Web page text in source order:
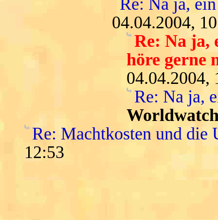
04.04.2004,
Re: Na ja,
höre gerne
04.04.2004,
Re: Na ja,
Re: Machtkosten und die
12:53